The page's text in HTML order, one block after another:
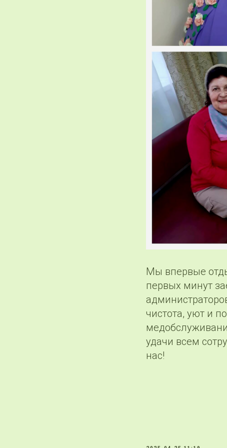
Мы впервые
первых минут
чистота, уют и
удачи всем
нас!